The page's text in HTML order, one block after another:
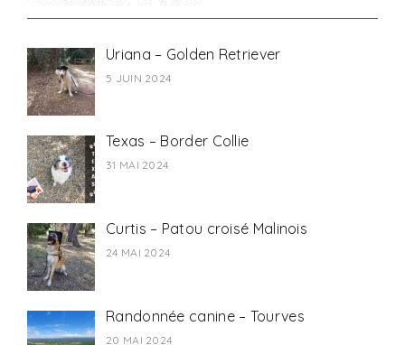
Uriana – Golden Retriever
5 JUIN 2024
Texas – Border Collie
31 MAI 2024
Curtis – Patou croisé Malinois
24 MAI 2024
Randonnée canine – Tourves
20 MAI 2024